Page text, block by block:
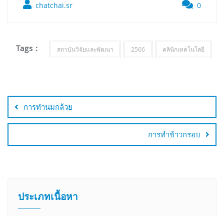
chatchai.sr 0
Tags : สถาบันวิจัยและพัฒนา 2566 คลินิกเทคโนโลยี
การทำนมกล้วย
การทำข้าวกรอบ
ประเภทเนื้อหา